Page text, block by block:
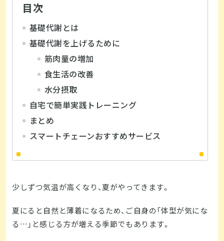
目次
基礎代謝とは
基礎代謝を上げるために
筋肉量の増加
食生活の改善
水分摂取
自宅で簡単実践トレーニング
まとめ
スマートチェーンおすすめサービス
少しずつ気温が高くなり、夏がやってきます。
夏にると自然と薄着になるため、ご自身の「体型が気にな
る…」と感じる方が増える季節でもあります。